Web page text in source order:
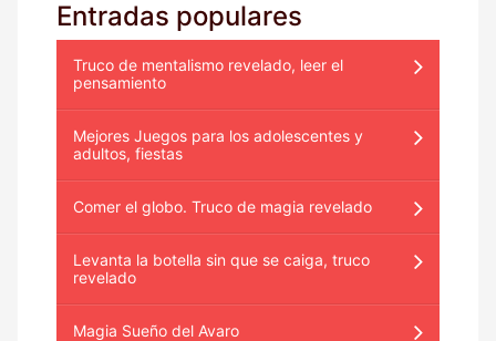
Entradas populares
Truco de mentalismo revelado, leer el
pensamiento
Mejores Juegos para los adolescentes y
adultos, fiestas
Comer el globo. Truco de magia revelado
Levanta la botella sin que se caiga, truco
revelado
Magia Sueño del Avaro